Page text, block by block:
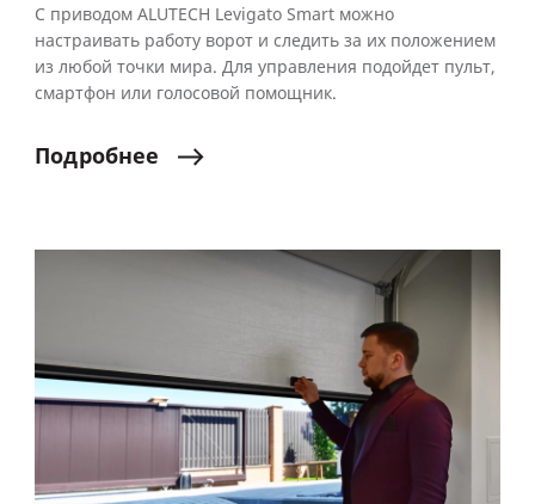
С приводом ALUTECH Levigato Smart можно
настраивать работу ворот и следить за их положением
из любой точки мира. Для управления подойдет пульт,
смартфон или голосовой помощник.
Подробнее